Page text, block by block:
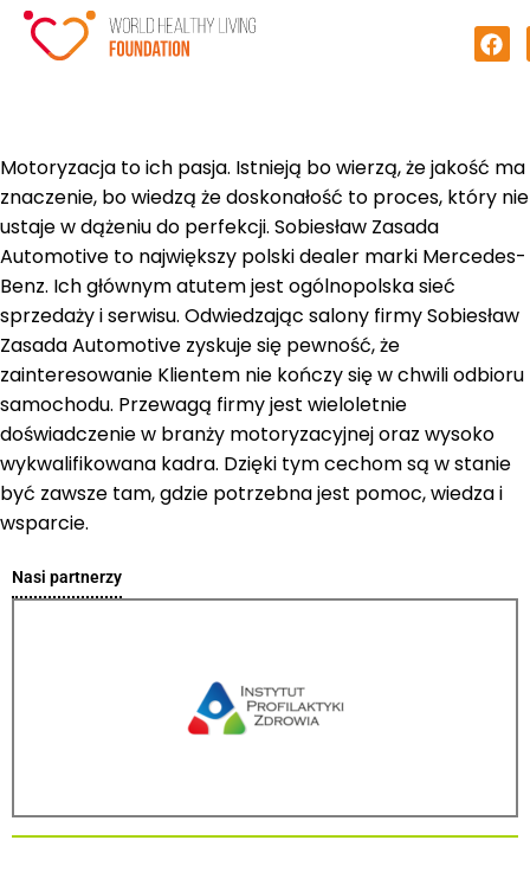
Motoryzacja to ich pasja. Istnieją bo wierzą, że jakość ma
znaczenie, bo wiedzą że doskonałość to proces, który nie
ustaje w dążeniu do perfekcji. Sobiesław Zasada
Automotive to największy polski dealer marki Mercedes-
Benz. Ich głównym atutem jest ogólnopolska sieć
sprzedaży i serwisu. Odwiedzając salony firmy Sobiesław
Zasada Automotive zyskuje się pewność, że
zainteresowanie Klientem nie kończy się w chwili odbioru
samochodu. Przewagą firmy jest wieloletnie
doświadczenie w branży motoryzacyjnej oraz wysoko
wykwalifikowana kadra. Dzięki tym cechom są w stanie
być zawsze tam, gdzie potrzebna jest pomoc, wiedza i
wsparcie.
Nasi partnerzy